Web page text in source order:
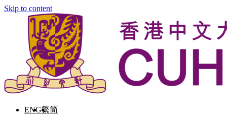
Skip to content
ENG繁简